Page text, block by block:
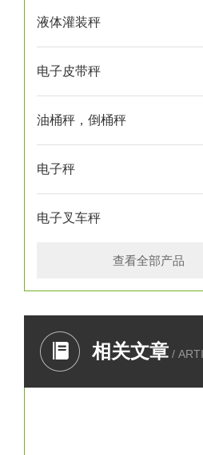
液体灌装秤
电子皮带秤
油桶秤，倒桶秤
电子秤
电子叉车秤
查看全部产品
相关文章 /